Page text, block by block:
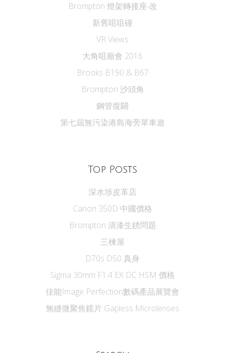
Brompton 燈架轉接座‧改
新舊咀咀碰
VR Views
大角咀廟會 2016
Brooks B190 & B67
Brompton 沙頭角
鋼管復闢
第七屆無污染港島海旁單車遊
Top Posts
深水埗皮革店
Canon 350D 中國價格
Brompton 清漆生銹問題
三楝屋
D70s D50 真身
Sigma 30mm F1.4 EX DC HSM 價格
佳能Image Perfection數碼產品展覽會
無縫微聚焦鏡片 Gapless Microlenses